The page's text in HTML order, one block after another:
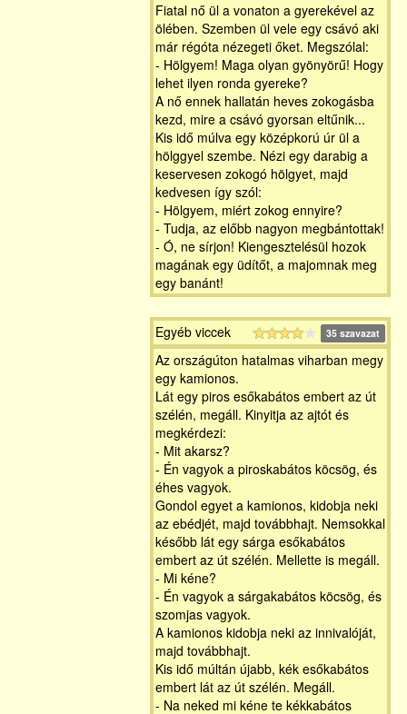
Fiatal nő ül a vonaton a gyerekével az
ölében. Szemben ül vele egy csávó aki
már régóta nézegeti őket. Megszólal:
- Hölgyem! Maga olyan gyönyörű! Hogy
lehet ilyen ronda gyereke?
A nő ennek hallatán heves zokogásba
kezd, mire a csávó gyorsan eltűnik...
Kis idő múlva egy középkorú úr ül a
hölggyel szembe. Nézi egy darabig a
keservesen zokogó hölgyet, majd
kedvesen így szól:
- Hölgyem, miért zokog ennyire?
- Tudja, az előbb nagyon megbántottak!
- Ó, ne sírjon! Kiengesztelésül hozok
magának egy üdítőt, a majomnak meg
egy banánt!
Egyéb viccek 35 szavazat
Az országúton hatalmas viharban megy
egy kamionos.
Lát egy piros esőkabátos embert az út
szélén, megáll. Kinyitja az ajtót és
megkérdezi:
- Mit akarsz?
- Én vagyok a piroskabátos köcsög, és
éhes vagyok.
Gondol egyet a kamionos, kidobja neki
az ebédjét, majd továbbhajt. Nemsokkal
később lát egy sárga esőkabátos
embert az út szélén. Mellette is megáll.
- Mi kéne?
- Én vagyok a sárgakabátos köcsög, és
szomjas vagyok.
A kamionos kidobja neki az innivalóját,
majd továbbhajt.
Kis idő múltán újabb, kék esőkabátos
embert lát az út szélén. Megáll.
- Na neked mi kéne te kékkabátos